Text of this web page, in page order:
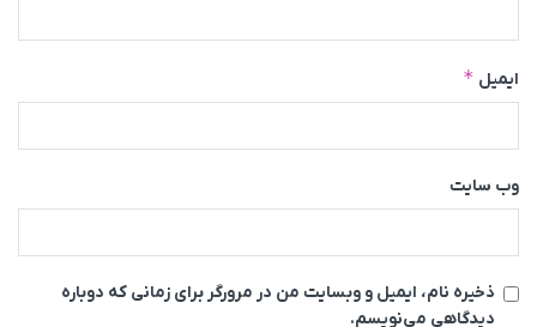
ایمیل *
وب‌ سایت
ذخیره نام، ایمیل و وبسایت من در مرورگر برای زمانی که دوباره
دیدگاهی می‌نویسم.